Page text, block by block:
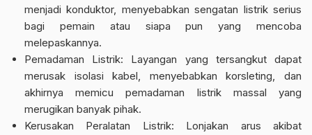
menjadi konduktor, menyebabkan sengatan listrik serius
bagi pemain atau siapa pun yang mencoba
melepaskannya.
Pemadaman Listrik: Layangan yang tersangkut dapat
merusak isolasi kabel, menyebabkan korsleting, dan
akhirnya memicu pemadaman listrik massal yang
merugikan banyak pihak.
Kerusakan Peralatan Listrik: Lonjakan arus akibat